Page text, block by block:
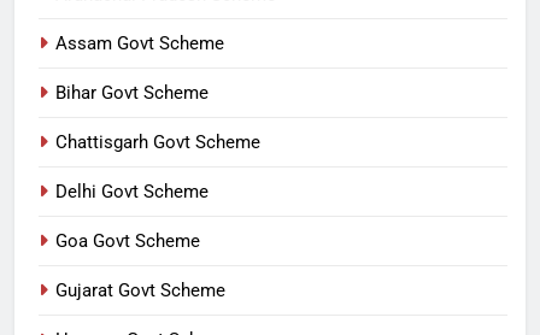
Assam Govt Scheme
Bihar Govt Scheme
Chattisgarh Govt Scheme
Delhi Govt Scheme
Goa Govt Scheme
Gujarat Govt Scheme